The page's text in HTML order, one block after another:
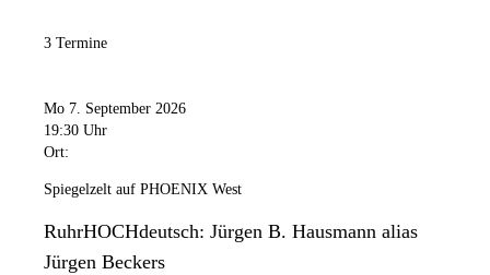
3 Termine
Mo 7. September 2026
19:30 Uhr
Ort:
Spiegelzelt auf PHOENIX West
RuhrHOCHdeutsch: Jürgen B. Hausmann alias
Jürgen Beckers